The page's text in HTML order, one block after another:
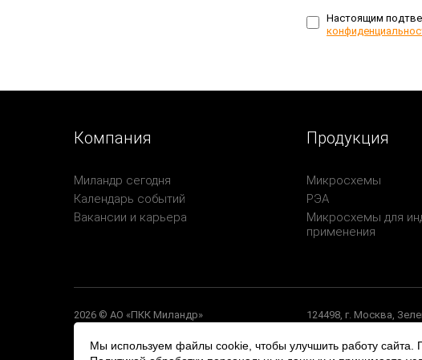
Настоящим
Компания
Миландр сегодня
Календарь событий
Вакансии и карьера
Продукция
Микросхемы
РЭА
Микросхемы для
применения
2026 © АО «ПКК Миландр» 124498, г. Москва,
Политика конфиденциальности
Мы используем файлы cookie, чтобы улучшить работу сайта.